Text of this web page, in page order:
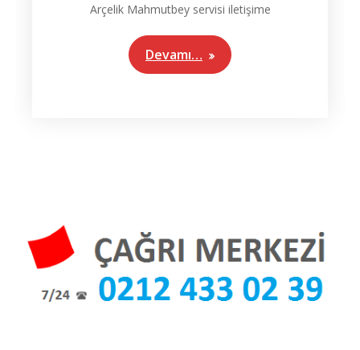
Arçelik Mahmutbey servisi iletişime
Devamı…